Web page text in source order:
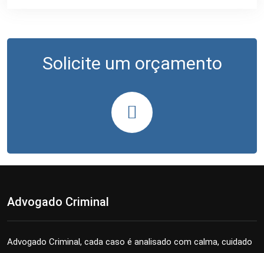
Solicite um orçamento
Advogado Criminal
Advogado Criminal, cada caso é analisado com calma, cuidado